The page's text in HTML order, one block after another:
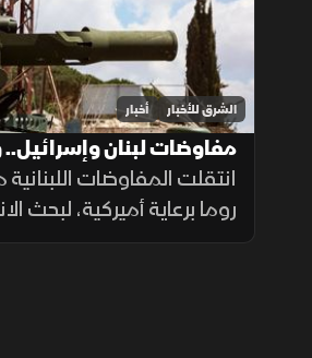
الشرق للأخبار أخبار
مفاوضات لبنان
المسار وروما تختبر الحل
انتقلت المفاوضات
روما برعاية أميركية، لبحث
وانتشار الجيش والترتيبات